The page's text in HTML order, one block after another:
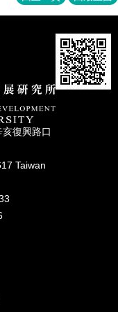
復興路⼝
Taiwan